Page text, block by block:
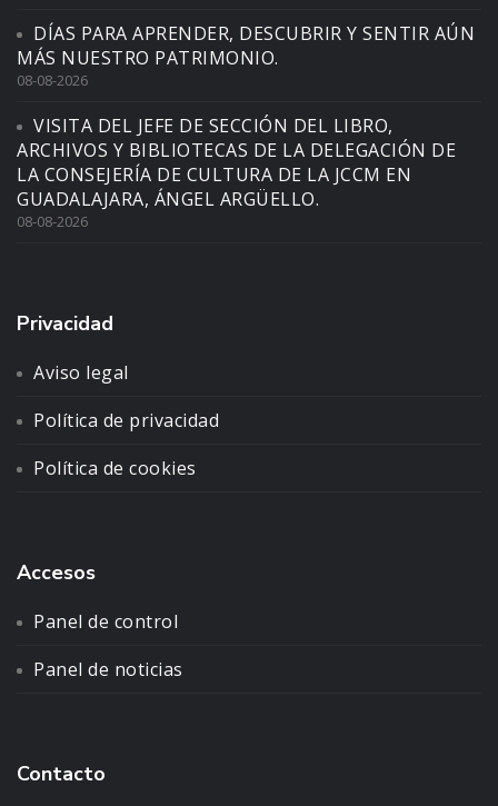
DÍAS PARA APRENDER, DESCUBRIR Y SENTIR AÚN
MÁS NUESTRO PATRIMONIO.
08-08-2026
VISITA DEL JEFE DE SECCIÓN DEL LIBRO,
ARCHIVOS Y BIBLIOTECAS DE LA DELEGACIÓN DE
LA CONSEJERÍA DE CULTURA DE LA JCCM EN
GUADALAJARA, ÁNGEL ARGÜELLO.
08-08-2026
Privacidad
Aviso legal
Política de privacidad
Política de cookies
Accesos
Panel de control
Panel de noticias
Contacto